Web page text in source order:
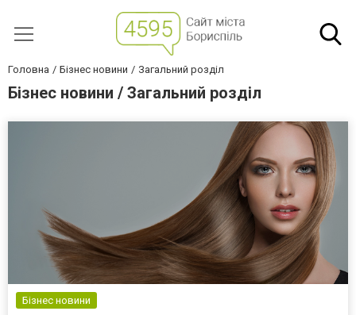
Головна Бізнес новини Загальний розділ
Бізнес новини / Загальний розділ
Бізнес новини